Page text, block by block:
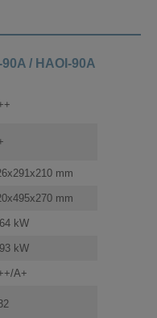
/ HAOI-90A
mm
mm
kW
kW
A+